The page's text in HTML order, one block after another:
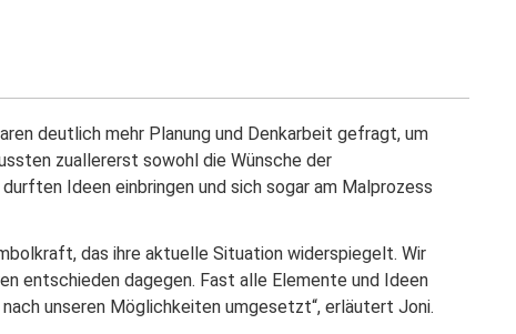
deutlich mehr Planung und Denkarbeit gefragt, um
zuallererst sowohl die Wünsche der
Ideen einbringen und sich sogar am Malprozess
das ihre aktuelle Situation widerspiegelt. Wir
entschieden dagegen. Fast alle Elemente und Ideen
unseren Möglichkeiten umgesetzt“, erläutert Joni.